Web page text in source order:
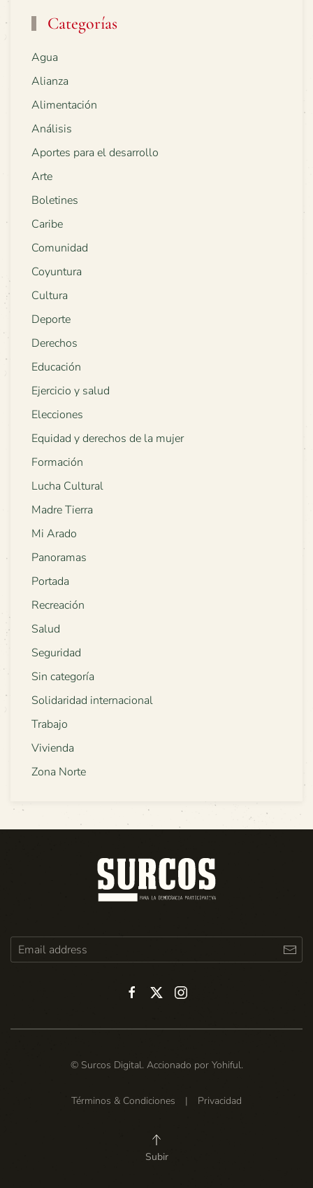
Categorías
Agua
Alianza
Alimentación
Análisis
Aportes para el desarrollo
Arte
Boletines
Caribe
Comunidad
Coyuntura
Cultura
Deporte
Derechos
Educación
Ejercicio y salud
Elecciones
Equidad y derechos de la mujer
Formación
Lucha Cultural
Madre Tierra
Mi Arado
Panoramas
Portada
Recreación
Salud
Seguridad
Sin categoría
Solidaridad internacional
Trabajo
Vivienda
Zona Norte
© Surcos Digital. Accionado por Yohiful.
Términos & Condiciones | Privacidad
Subir